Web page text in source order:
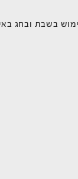
בשבת ובחג